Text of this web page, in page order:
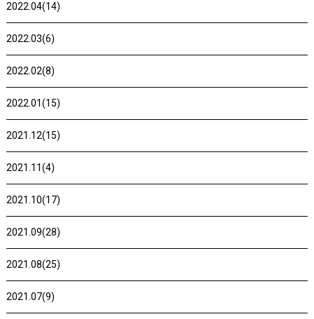
2022.04(14)
2022.03(6)
2022.02(8)
2022.01(15)
2021.12(15)
2021.11(4)
2021.10(17)
2021.09(28)
2021.08(25)
2021.07(9)